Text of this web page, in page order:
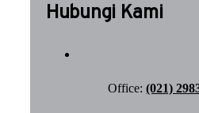
Hubungi Kami
Office:(021)